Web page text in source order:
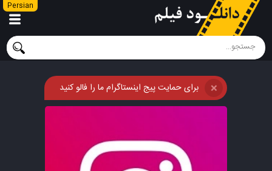
Persian
برای حمایت پیج اینستاگرام ما را فالو کنید ❌